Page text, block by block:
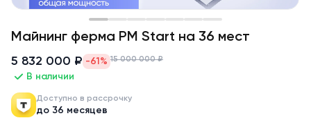
Майнинг ферма PM Start на 36 мест
5 832 000 ₽ -61% 15 000 000 ₽
В наличии
Доступно в рассрочку
до 36 месяцев